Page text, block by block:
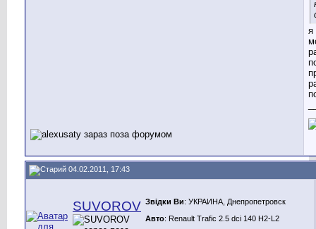
я
04.02.2011, 17:43
SUVOROV Звідки Ви: УКРАИНА, Днепропетровск
Авто: Renault Trafic 2.5 dci 140 H2-L2